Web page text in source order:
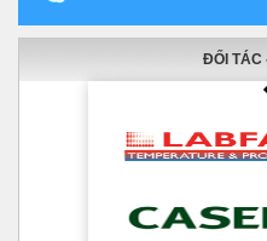
ĐỐI TÁC